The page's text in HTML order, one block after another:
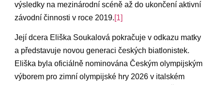
výsledky na mezinárodní scéně až do ukončení aktivní
závodní činnosti v roce 2019.[1]
Její dcera Eliška Soukalová pokračuje v odkazu matky
a představuje novou generaci českých biatlonistek.
Eliška byla oficiálně nominována Českým olympijským
výborem pro zimní olympijské hry 2026 v italském